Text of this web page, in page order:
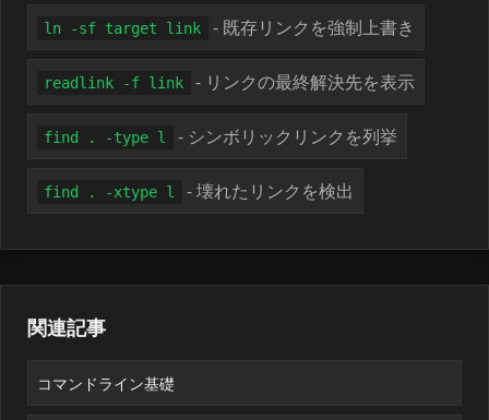
ln -sf target link - 既存リンクを強制上書き
readlink -f link - リンクの最終解決先を表示
find . -type l - シンボリックリンクを列挙
find . -xtype l - 壊れたリンクを検出
関連記事
コマンドライン基礎